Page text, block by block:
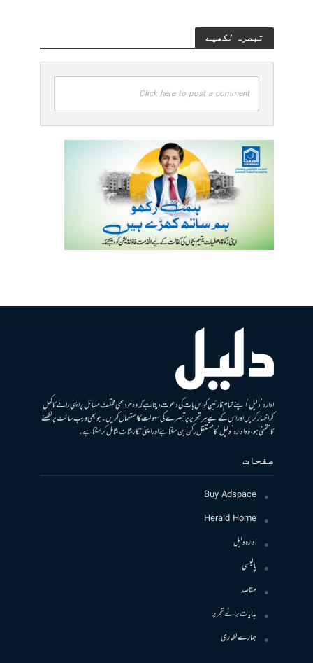
تبصرہ لکھیے
Click here to post a comment
ادارہ ’دلیل‘ اپنے تمام قارئین کو اس بات کی دعوت دیتا ہے کہ وہ خود بھی مختلف مسائل پر اپنی رائے کا کھل
کر اظہار کریں اور اس کے لیے ہر تحریر پر تبصرے کی سہولت کا استعمال کریں۔ جو بھی ویب سائٹ پر لکھنے
کا متمنی ہو، وہ ادارہ ’دلیل‘ کا مستقل رکن بن سکتا ہے اور اپنی نگارشات شامل کرسکتا ہے۔
صفحات
Buy Adspace
Herald Home
ادارہ دلیل
پالیسی
مقاصد
ہدایات برائے تحریر
ہمارے لکھاری